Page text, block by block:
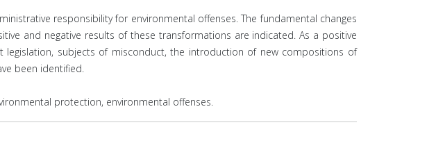
responsibility for environmental offenses. The fundamental changes
and negative results of these transformations are indicated. As a positive
subjects of misconduct, the introduction of new compositions of
been identified.
protectіon, envіronmental offеnses.